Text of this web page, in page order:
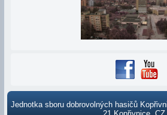
Jednotka sboru dobrovolných hasičů